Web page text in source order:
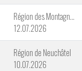
Région des Montagnes Neuchâteloises
12.07.2026
Région de Neuchâtel
10.07.2026